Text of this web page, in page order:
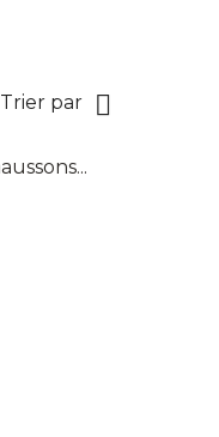
Trier par 